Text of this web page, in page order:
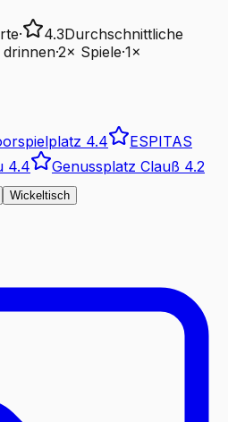
· 4.3Durchschnittliche
drinnen·2× Spiele·1×
4.4
ESPITAS
4.4 Genussplatz Clauß 4.2
Wickeltisch